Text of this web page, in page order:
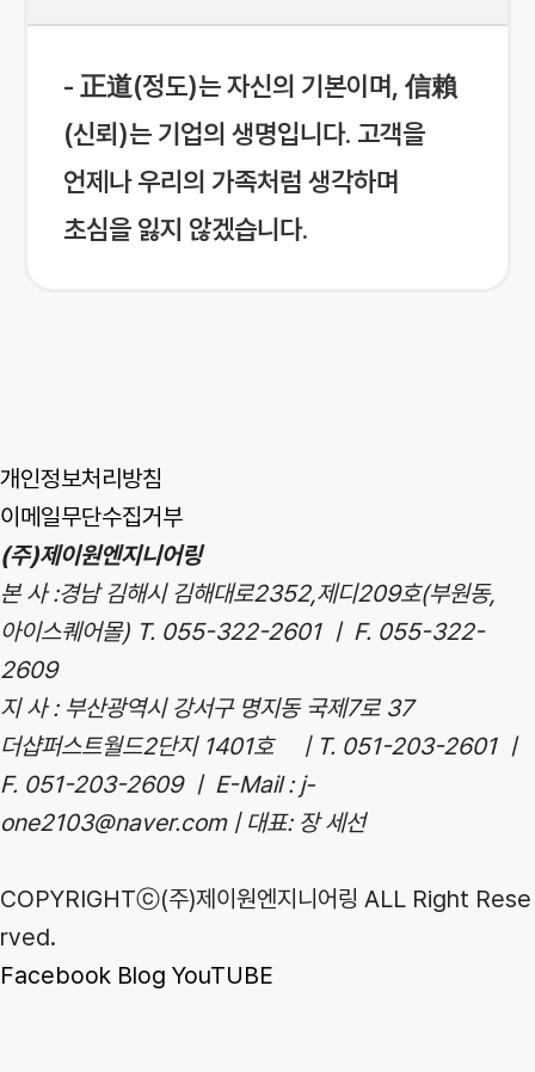
- 正道(정도)는 자신의 기본이며, 信賴
(신뢰)는 기업의 생명입니다. 고객을
언제나 우리의 가족처럼 생각하며
초심을 잃지 않겠습니다.
개인정보처리방침
이메일무단수집거부
(주)제이원엔지니어링
본 사 :경남 김해시 김해대로2352,제디209호(부원동,
아이스퀘어몰) T. 055-322-2601 ㅣ F. 055-322-
2609
지 사 : 부산광역시 강서구 명지동 국제7로 37
더샵퍼스트월드2단지 1401호 | T. 051-203-2601 ㅣ
F. 051-203-2609 ㅣ E-Mail : j-
one2103@naver.com | 대표: 장 세선
COPYRIGHTⓒ(주)제이원엔지니어링 ALL Right Rese
rved.
Facebook Blog YouTUBE